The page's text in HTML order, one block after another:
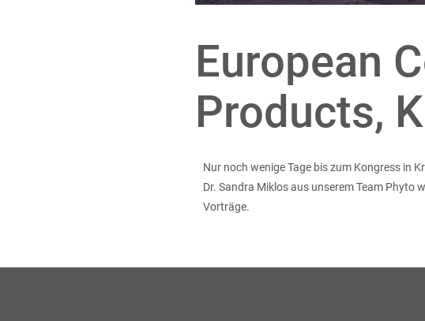
European
Products,
Nur noch wenige Tage bis zum Kongress in
Dr. Sandra Miklos aus unserem Team Phyto
Vorträge.